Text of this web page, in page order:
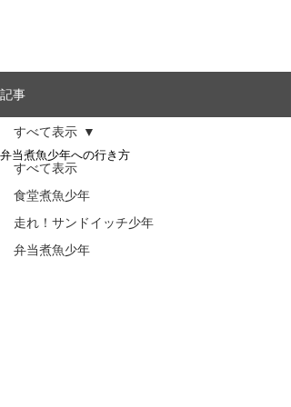
記事
すべて表示
食堂煮魚少年
走れ！サンドイッチ少年
弁当煮魚少年
すべて表示
弁当煮魚少年への行き方